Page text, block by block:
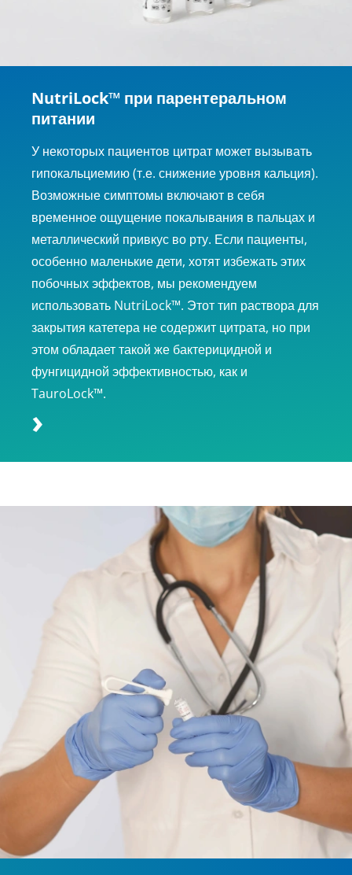
NutriLock™ при парентеральном
питании
У некоторых пациентов цитрат может вызывать
гипокальциемию (т.е. снижение уровня кальция).
Возможные симптомы включают в себя
временное ощущение покалывания в пальцах и
металлический привкус во рту. Если пациенты,
особенно маленькие дети, хотят избежать этих
побочных эффектов, мы рекомендуем
использовать NutriLock™. Этот тип раствора для
закрытия катетера не содержит цитрата, но при
этом обладает такой же бактерицидной и
фунгицидной эффективностью, как и
TauroLock™.